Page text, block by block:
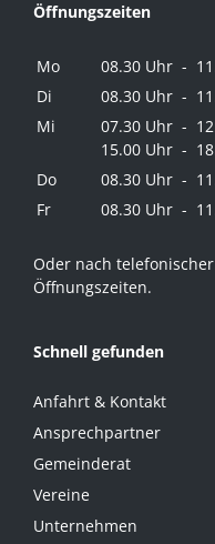
Öffnungszeiten
Mo
08.30 Uhr -
Di
08.30 Uhr -
Mi
07.30 Uhr -
15.00 Uhr -
Do
08.30 Uhr -
Fr
08.30 Uhr -
Oder nach
Öffnungszeiten.
Schnell gefunden
Anfahrt & Kontakt
Ansprechpartner
Gemeinderat
Vereine
Unternehmen